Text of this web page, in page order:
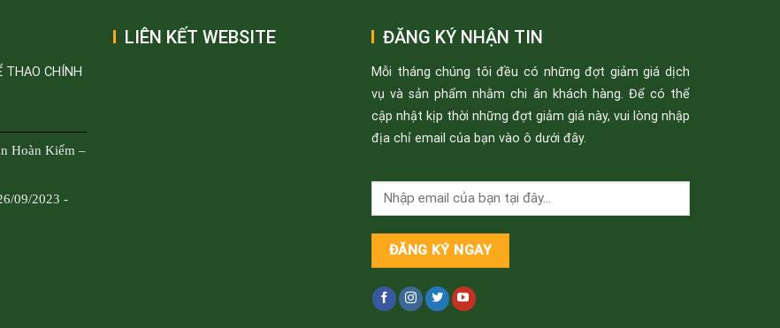
THAO CHÍNH
Hoàn Kiếm –
09/2023 -
LIÊN KẾT WEBSITE ĐĂNG KÝ NHẬN TIN
Mỗi tháng chúng tôi đều có những đợt giảm giá dịch
vụ và sản phẩm nhằm chi ân khách hàng. Để có thể
cập nhật kịp thời những đợt giảm giá này, vui lòng nhập
địa chỉ email của bạn vào ô dưới đây.